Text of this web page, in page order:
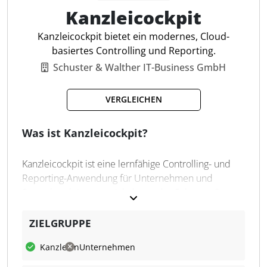
Auswertung Gesamtkosten
Individualisierung
Präsentationen erstellen
Bilanzplanung
Editor
Analyse-Modul
Verwaltung
Kanzleicockpit
Kanzleicockpit bietet ein modernes, Cloud-
basiertes Controlling und Reporting.
Schuster & Walther IT-Business GmbH
VERGLEICHEN
Was ist Kanzleicockpit?
Kanzleicockpit ist eine lernfähige Controlling- und
Reporting-Anwendung für Unternehmen und
es Kanzleien, ihr Unternehmen mit modernen
Kennzahlen werden übersichtlich visualisiert und
ZIELGRUPPE
KanzleienUnternehmen